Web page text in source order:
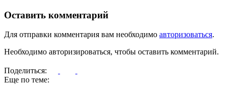
Оставить комментарий
Для отправки комментария вам необходимо авторизоваться.
Необходимо авторизироваться, чтобы оставить комментарий.
Поделиться:
Еще по теме: